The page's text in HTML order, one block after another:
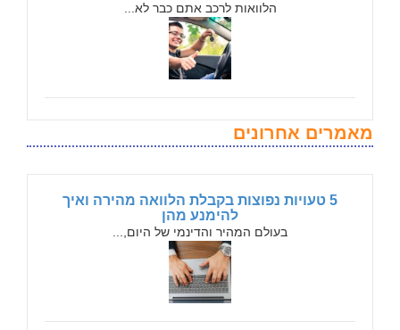
הלוואות לרכב אתם כבר לא...
מאמרים אחרונים
5 טעויות נפוצות בקבלת הלוואה מהירה ואיך
להימנע מהן
בעולם המהיר והדינמי של היום,...